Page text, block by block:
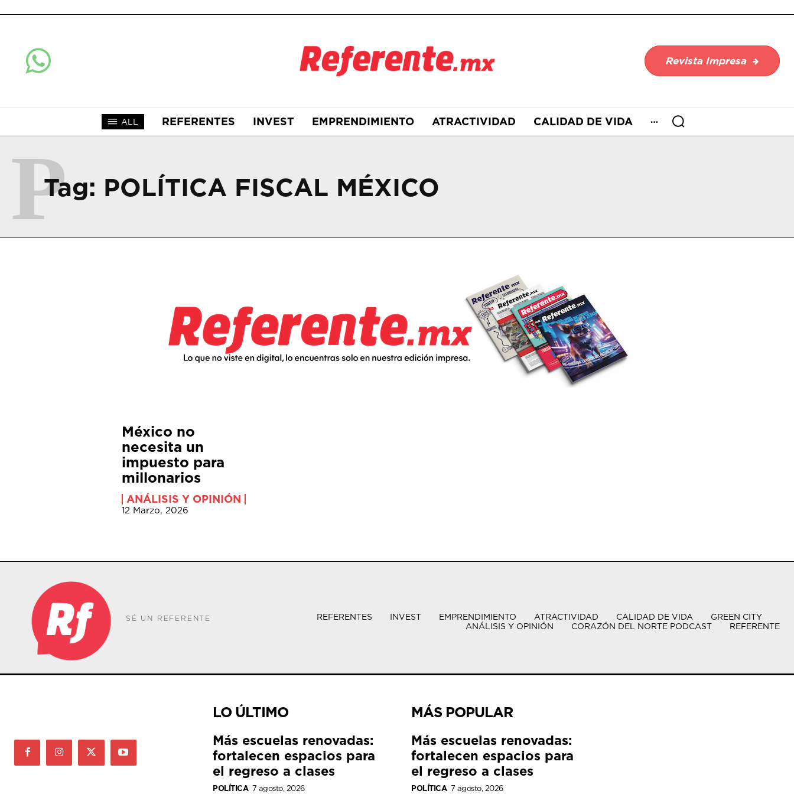
Revista Impresa
ALL REFERENTES INVEST EMPRENDIMIENTO ATRACTIVIDAD CALIDAD DE VIDA
Tag: POLÍTICA FISCAL MÉXICO
P
México no
necesita un
impuesto para
millonarios
ANÁLISIS Y OPINIÓN
12 Marzo, 2026
SÉ UN REFERENTE REFERENTES INVEST EMPRENDIMIENTO ATRACTIVIDAD CALIDAD DE VIDA
GREEN CITY
ANÁLISIS Y OPINIÓN
CORAZÓN DEL NORTE PODCAST REFERENTE
LO ÚLTIMO
Más escuelas renovadas:
fortalecen espacios para
el regreso a clases
POLÍTICA 7 agosto, 2026
MÁS POPULAR
Más escuelas renovadas:
fortalecen espacios para
el regreso a clases
POLÍTICA 7 agosto, 2026